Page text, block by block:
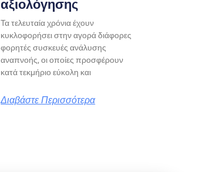
αξιολόγησης
Τα τελευταία χρόνια έχουν
κυκλοφορήσει στην αγορά διάφορες
φορητές συσκευές ανάλυσης
αναπνοής, οι οποίες προσφέρουν
κατά τεκμήριο εύκολη και
Διαβάστε Περισσότερα